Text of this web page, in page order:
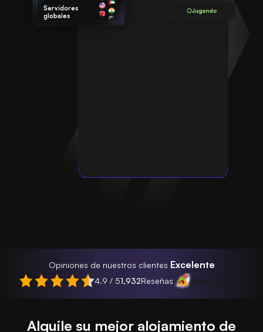
Servidores
globales
Jugando
Opiniones de nuestros clientes Excelente
4.9 / 51,932Reseñas
Alquile su mejor alojamiento de